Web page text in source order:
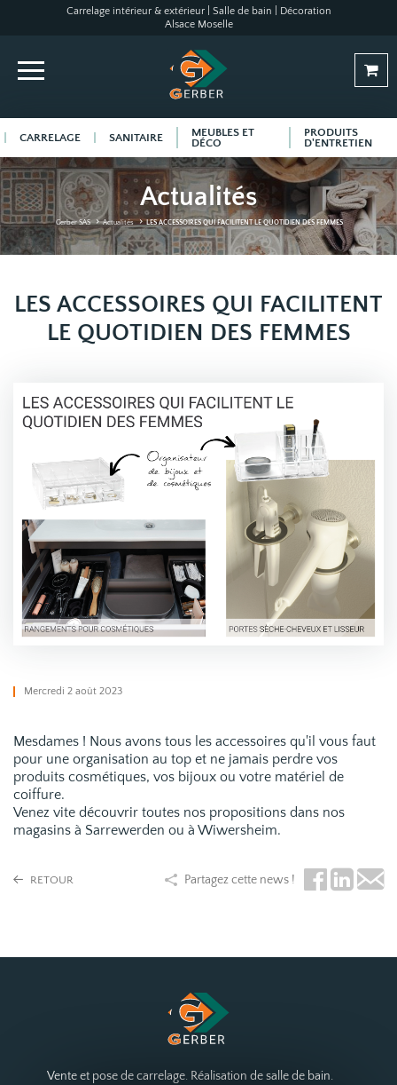
Carrelage intérieur & extérieur | Salle de bain | Décoration
Alsace Moselle
CARRELAGE SANITAIRE
MEUBLES ET
DÉCO
PRODUITS
D'ENTRETIEN
Actualités
Gerber SAS Actualités LES ACCESSOIRES QUI FACILITENT LE QUOTIDIEN DES FEMMES
LES ACCESSOIRES QUI FACILITENT
LE QUOTIDIEN DES FEMMES
Mercredi 2 août 2023
Mesdames ! Nous avons tous les accessoires qu'il vous faut
pour une organisation au top et ne jamais perdre vos
produits cosmétiques, vos bijoux ou votre matériel de
coiffure.
Venez vite découvrir toutes nos propositions dans nos
magasins à Sarrewerden ou à Wiwersheim.
RETOUR Partagez cette news !
Vente et pose de carrelage. Réalisation de salle de bain.